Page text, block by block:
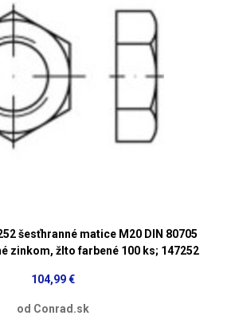
šesťhranné matice M20 DIN 80705
zinkom, žlto farbené 100 ks; 147252
104,99 €
od Conrad.sk